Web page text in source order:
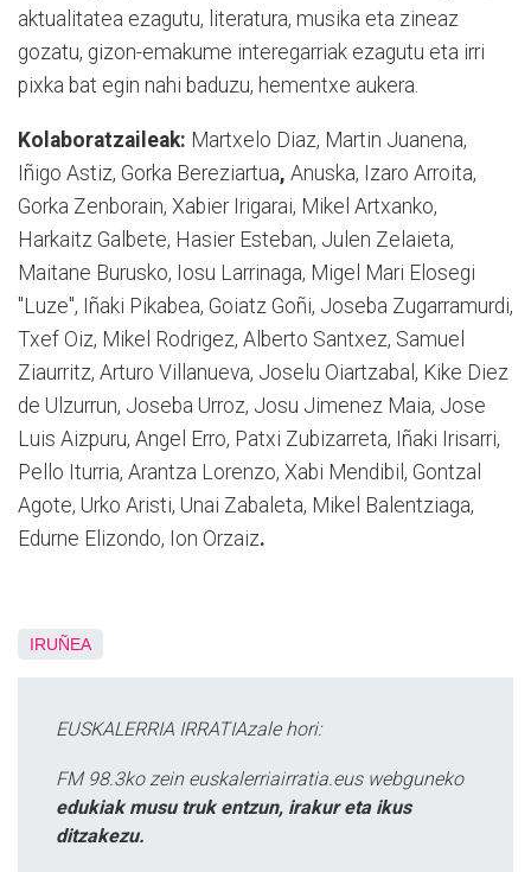
aktualitatea ezagutu, literatura, musika eta zineaz
gozatu, gizon-emakume interegarriak ezagutu eta irri
pixka bat egin nahi baduzu, hementxe aukera.
Kolaboratzaileak: Martxelo Diaz, Martin Juanena,
Iñigo Astiz, Gorka Bereziartua, Anuska, Izaro Arroita,
Gorka Zenborain, Xabier Irigarai, Mikel Artxanko,
Harkaitz Galbete, Hasier Esteban, Julen Zelaieta,
Maitane Burusko, Iosu Larrinaga, Migel Mari Elosegi
"Luze", Iñaki Pikabea, Goiatz Goñi, Joseba Zugarramurdi,
Txef Oiz, Mikel Rodrigez, Alberto Santxez, Samuel
Ziaurritz, Arturo Villanueva, Joselu Oiartzabal, Kike Diez
de Ulzurrun, Joseba Urroz, Josu Jimenez Maia, Jose
Luis Aizpuru, Angel Erro, Patxi Zubizarreta, Iñaki Irisarri,
Pello Iturria, Arantza Lorenzo, Xabi Mendibil, Gontzal
Agote, Urko Aristi, Unai Zabaleta, Mikel Balentziaga,
Edurne Elizondo, Ion Orzaiz.
IRUÑEA
EUSKALERRIA IRRATIAzale hori:
FM 98.3ko zein euskalerriairratia.eus webguneko
edukiak musu truk entzun, irakur eta ikus
ditzakezu.